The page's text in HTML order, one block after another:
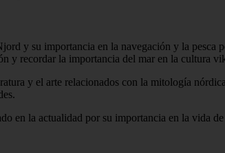
y su importancia en la navegación y la pesca
y recordar la importancia del mar en la cultura
y el arte relacionados con la mitología
en la actualidad por su importancia en la vida